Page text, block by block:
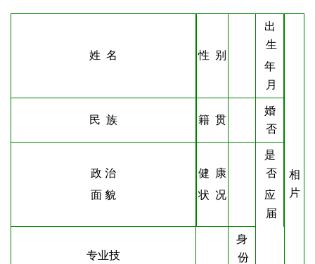
姓 名 性 别
出
生
年
月
相
片
民 族 籍 贯
婚
否
政 治
面 貌
健
康
状 况
是
否
应
届
专业技
身
份